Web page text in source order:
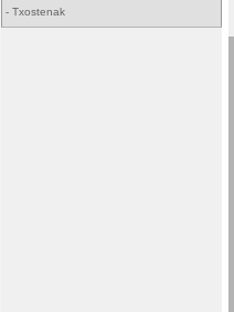
- Txostenak